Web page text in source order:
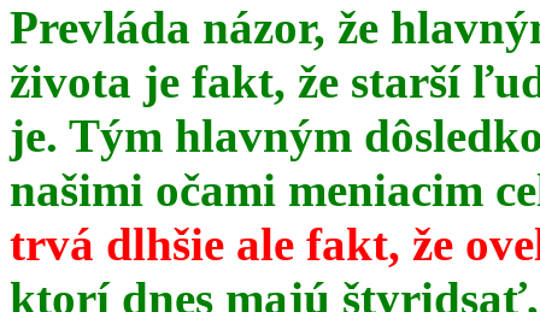
Prevláda názor, že
života je fakt, že starší
je. Tým hlavným
našimi očami meniacim
trvá dlhšie ale fakt, že
ktorí dnes majú